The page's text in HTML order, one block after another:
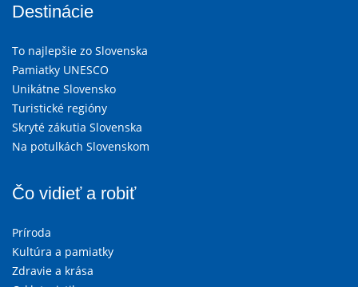
Destinácie
To najlepšie zo Slovenska
Pamiatky UNESCO
Unikátne Slovensko
Turistické regióny
Skryté zákutia Slovenska
Na potulkách Slovenskom
Čo vidieť a robiť
Príroda
Kultúra a pamiatky
Zdravie a krása